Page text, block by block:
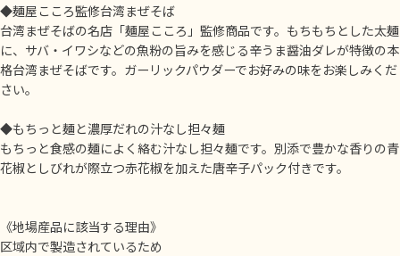
◆麺屋こころ監修台湾まぜそば
台湾まぜそばの名店「麺屋こころ」監修商品です。もちもちとした太麺
に、サバ・イワシなどの魚粉の旨みを感じる辛うま醤油ダレが特徴の本
格台湾まぜそばです。ガーリックパウダーでお好みの味をお楽しみくだ
さい。
◆もちっと麺と濃厚だれの汁なし担々麺
もちっと食感の麺によく絡む汁なし担々麺です。別添で豊かな香りの青
花椒としびれが際立つ赤花椒を加えた唐辛子パック付きです。
《地場産品に該当する理由》
区域内で製造されているため